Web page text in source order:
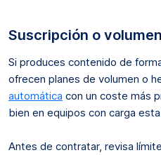
Suscripción o volumen
Si produces contenido de
ofrecen planes de volumen o
automática con un coste más
bien en equipos con carga
Antes de contratar, revisa